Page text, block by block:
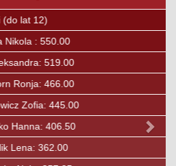
(do lat 12)
Jan: 375.00
Andrei: 336.75
Mateusz: 319.00
Fryderyk: 303.00
Baha: 297.00
Maciej: 284.00